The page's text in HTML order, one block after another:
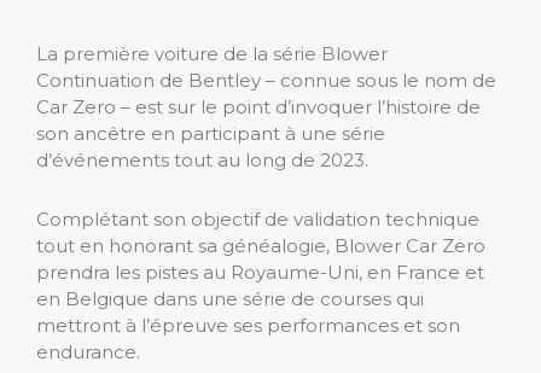
La première voiture de la série Blower
Continuation de Bentley – connue sous le nom de
Car Zero – est sur le point d’invoquer l’histoire de
son ancêtre en participant à une série
d’événements tout au long de 2023.
Complétant son objectif de validation technique
tout en honorant sa généalogie, Blower Car Zero
prendra les pistes au Royaume-Uni, en France et
en Belgique dans une série de courses qui
mettront à l’épreuve ses performances et son
endurance.